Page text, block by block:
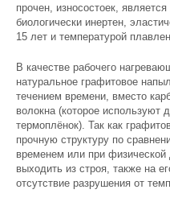
прочен, износостоек,
биологически инертен,
15 лет и температурой
В качестве рабочего
натуральное графитовое
течением времени, вместо
волокна (которое используют
термоплёнок). Так как
прочную структуру по
временем или при
выходить из строя, также на
отсутствие разрушения от